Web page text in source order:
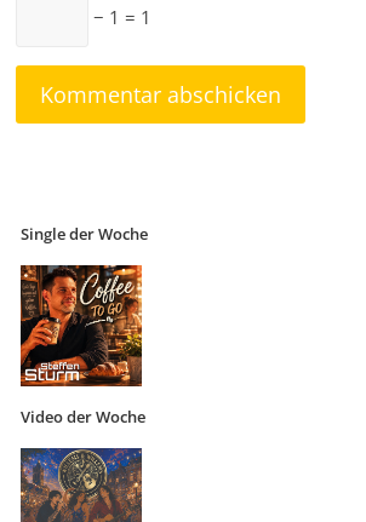
− 1 = 1
Single der Woche
Video der Woche